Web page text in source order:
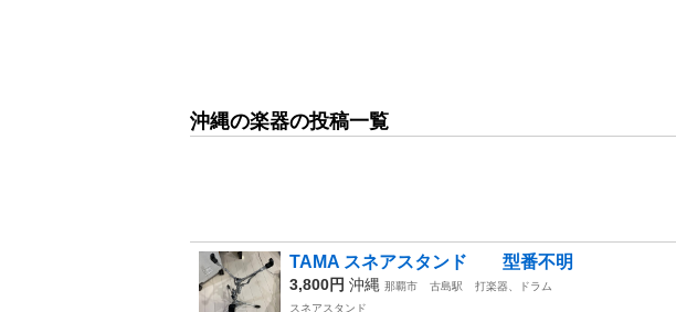
沖縄の楽器の投稿一覧
TAMA スネアスタンド 型番不明
3,800円 沖縄 那覇市 古島駅
打楽器、ドラム
スネアスタンド